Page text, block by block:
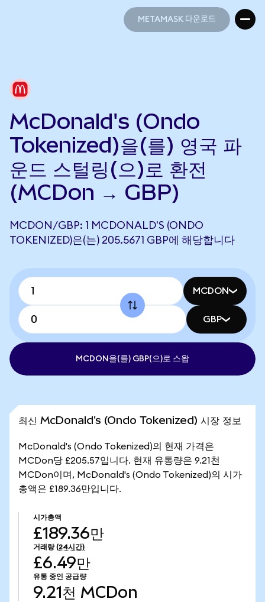
METAMASK 다운로드
McDonald's (Ondo
Tokenized)을(를) 영국 파
운드 스털링(으)로 환전
(MCDon → GBP)
MCDON/GBP: 1 MCDONALD'S (ONDO
TOKENIZED)은(는) 205.5671 GBP에 해당합니다
MCDON
GBP
MCDON을(를) GBP(으)로 스왑
최신 McDonald's (Ondo Tokenized) 시장 정보
McDonald's (Ondo Tokenized)의 현재 가격은
MCDon당 £205.57입니다. 현재 유통량은 9.21천
MCDon이며, McDonald's (Ondo Tokenized)의 시가
총액은 £189.36만입니다.
시가총액
£189.36만
거래량 (24시간)
£6.49만
유통 중인 공급량
9.21천 MCDon